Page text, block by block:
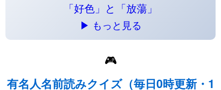
「好色」と「放蕩」
▶ もっと見る
🎮
有名人名前読みクイズ（毎日0時更新・1